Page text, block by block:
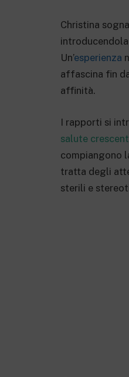
Christina
Un’esperienza
affascina fin
affinità.
I rapporti si
salute
compiangono
tratta degli
sterili e